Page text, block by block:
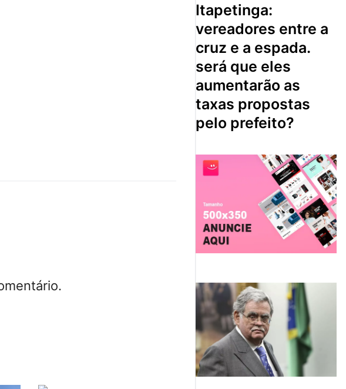
itapetinga:
vereadores entre a
cruz e a espada.
será que eles
aumentarão as
taxas propostas
pelo prefeito?